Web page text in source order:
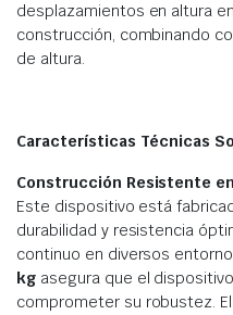
desplazamientos en altura
construcción, combinando
de altura.
Características Técnicas
Construcción Resistente
Este dispositivo está
durabilidad y resistencia
continuo en diversos
kgasegura que el
comprometer su robustez.